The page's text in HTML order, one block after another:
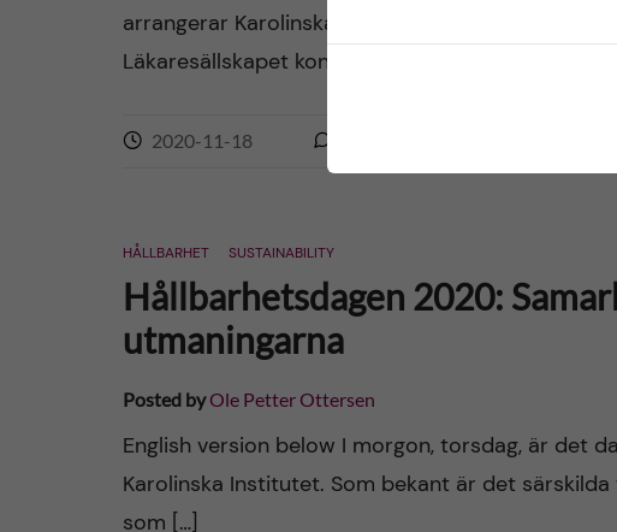
arrangerar Karolinska Institutet, i samverkan med
Läkaresällskapet konferensen: En framtid för […]
2020-11-18
HÅLLBARHET SUSTAINABILITY
Hållbarhetsdagen 2020:
utmaningarna
Posted byOle Petter Ottersen
English version below I morgon, torsdag, är det
Karolinska Institutet. Som bekant är det
som […]